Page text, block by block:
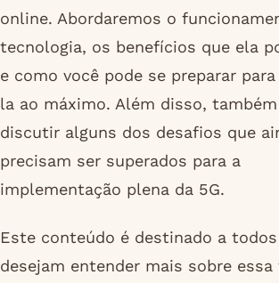
online. Abordaremos o
tecnologia, os benefícios que ela
e como você pode se preparar
la ao máximo. Além disso,
discutir alguns dos desafios que
precisam ser superados para a
implementação plena da 5G.
Este conteúdo é destinado a
desejam entender mais sobre